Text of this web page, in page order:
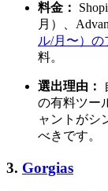
料金：
月）、
ル/月〜）の
料。
選出理由：
の有料ツー
ャントがシ
べきです。
3. Gorgias